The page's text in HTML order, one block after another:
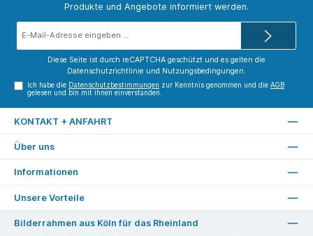
Produkte und Angebote informiert werden.
Diese Seite ist durch reCAPTCHA geschützt und es gelten die
Datenschutzrichtlinie und Nutzungsbedingungen.
Ich habe die Datenschutzbestimmungen zur Kenntnis genommen und dieAGB
gelesen und bin mit ihnen einverstanden.
KONTAKT + ANFAHRT
Über uns
Informationen
Unsere Vorteile
Bilderrahmen aus Köln für das Rheinland